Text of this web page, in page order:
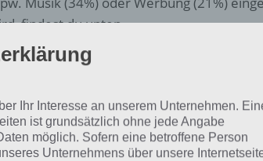
findest du unten.
Lösungen zu 94% gesucht
in
unsere Komplettlösung
! Dort kannst du mit der Suche
die Antworten und
Ihr Interesse an unserem Unternehmen.
ist grundsätzlich ohne jede Angabe
möglich. Sofern eine betroffene Person
Unternehmens über unsere